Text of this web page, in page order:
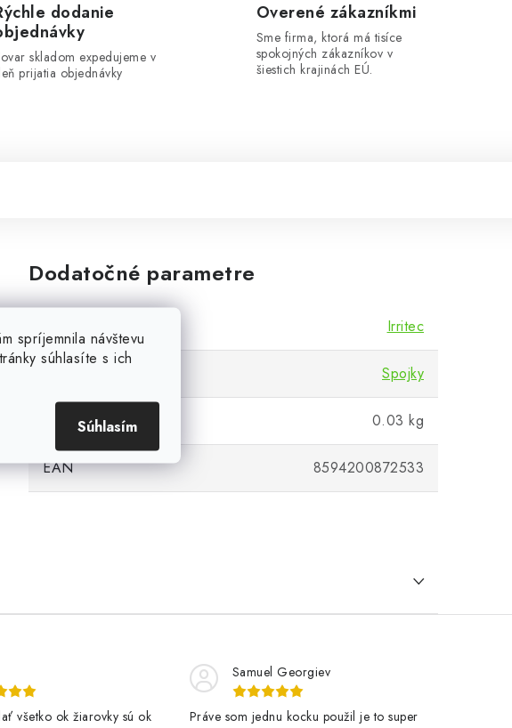
spríjemnila návštevu
súhlasíte s ich
Súhlasím
dodanie
skladom expedujeme v
prijatia objednávky
Overené zákazníkmi
Sme firma, ktorá má tisíce
spokojných zákazníkov v
šiestich krajinách EÚ.
Dodatočné parametre
Irritec
Spojky
Hmotnosť 0.03 kg
EAN 8594200872533
všetko ok žiarovky sú ok
Samuel Georgiev
Práve som jednu kocku použil je to super